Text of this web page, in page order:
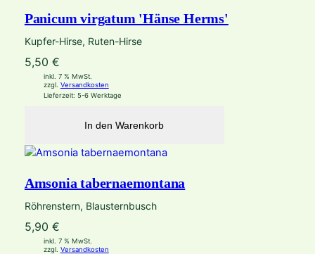
Panicum virgatum 'Hänse Herms'
Kupfer-Hirse, Ruten-Hirse
5,50 €
inkl. 7 % MwSt.
zzgl. Versandkosten
Lieferzeit: 5-6 Werktage
In den Warenkorb
Amsonia tabernaemontana
Röhrenstern, Blausternbusch
5,90 €
inkl. 7 % MwSt.
zzgl. Versandkosten